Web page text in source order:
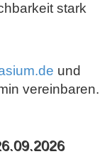
stark
und
vereinbaren.